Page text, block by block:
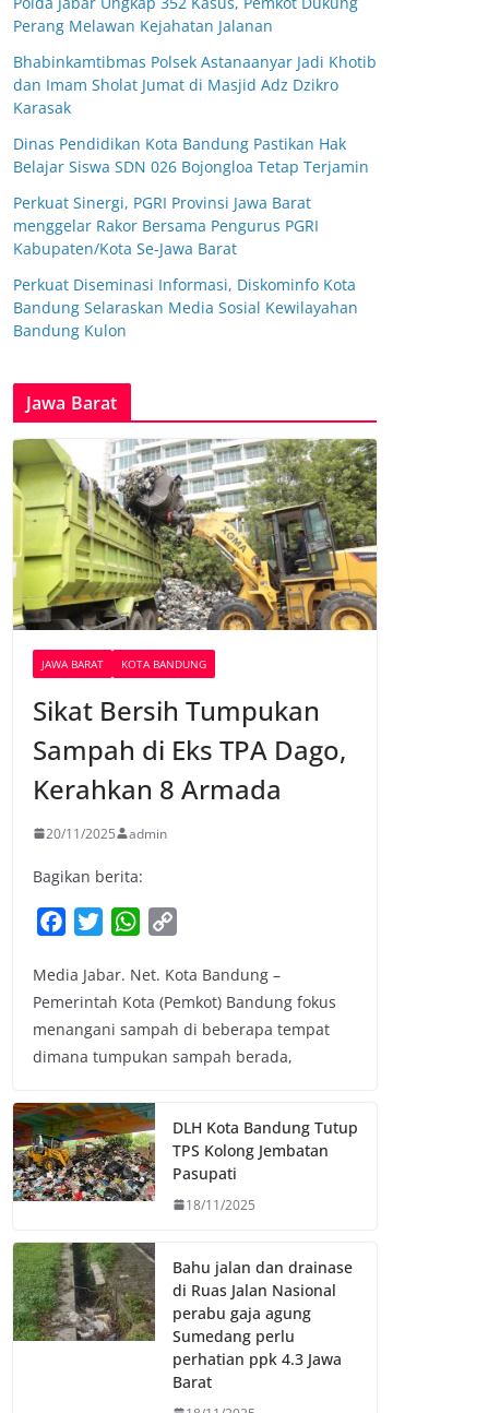
Perang Melawan Kejahatan Jalanan
Bhabinkamtibmas Polsek Astanaanyar Jadi Khotib
dan Imam Sholat Jumat di Masjid Adz Dzikro
Karasak
Dinas Pendidikan Kota Bandung Pastikan Hak
Belajar Siswa SDN 026 Bojongloa Tetap Terjamin
Perkuat Sinergi, PGRI Provinsi Jawa Barat
menggelar Rakor Bersama Pengurus PGRI
Kabupaten/Kota Se-Jawa Barat
Perkuat Diseminasi Informasi, Diskominfo Kota
Bandung Selaraskan Media Sosial Kewilayahan
Bandung Kulon
Jawa Barat
JAWA BARAT KOTA BANDUNG
Sikat Bersih Tumpukan
Sampah di Eks TPA Dago,
Kerahkan 8 Armada
20/11/2025 admin
Bagikan berita:
c
e
b
o
k
i
t
t
e
W
a
t
s
A
p
p
y
L
i
k
Media Jabar. Net. Kota Bandung –
Pemerintah Kota (Pemkot) Bandung fokus
menangani sampah di beberapa tempat
dimana tumpukan sampah berada,
DLH Kota Bandung Tutup
TPS Kolong Jembatan
Pasupati
18/11/2025
Bahu jalan dan drainase
di Ruas Jalan Nasional
perabu gaja agung
Sumedang perlu
perhatian ppk 4.3 Jawa
Barat